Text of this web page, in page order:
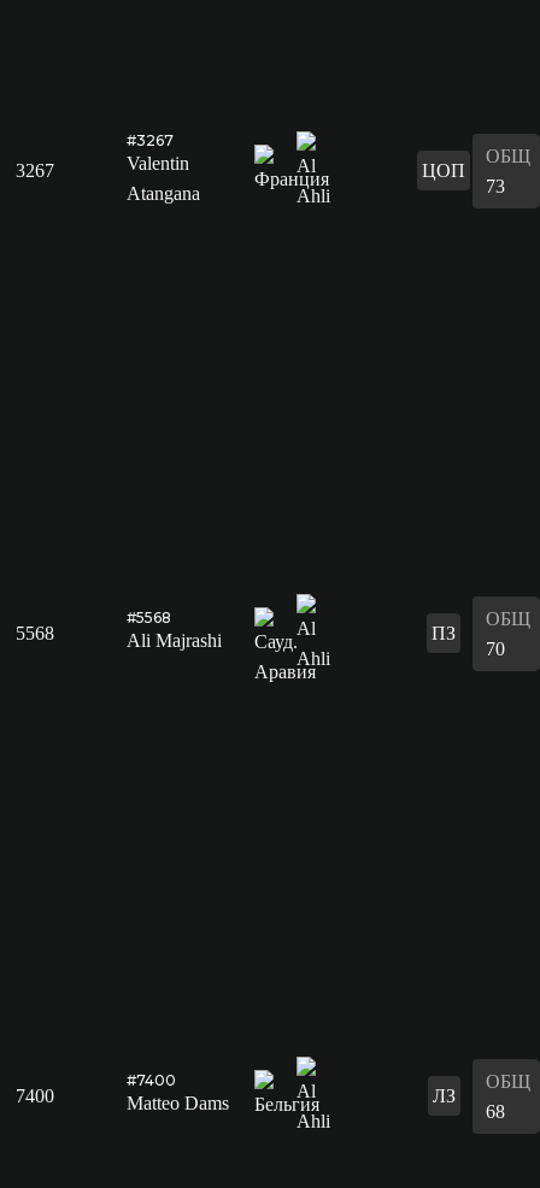
3267
#3267
Valentin
Atangana
ЦОП
ОБЩ
73
5568
#5568
Ali Majrashi ПЗ
ОБЩ
70
7400
#7400
Matteo Dams ЛЗ
ОБЩ
68